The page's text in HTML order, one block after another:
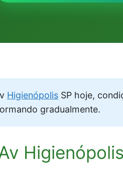
Higienópolis SP hoje,
gradualmente.